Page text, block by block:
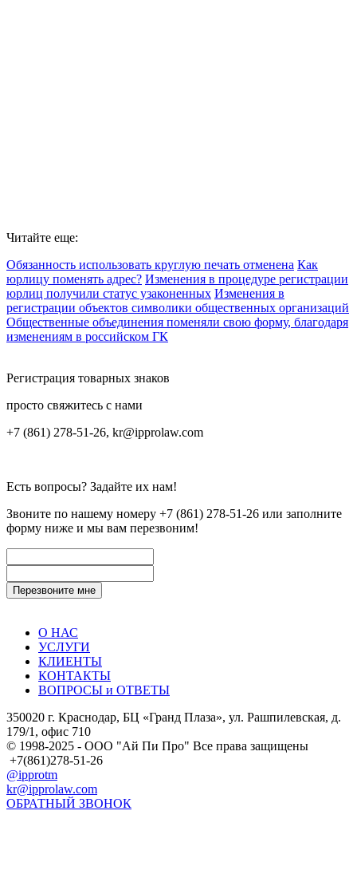
Читайте еще:
Обязанность использовать круглую печать отменена Как
юрлицу поменять адрес? Изменения в процедуре регистрации
юрлиц получили статус узаконенных Изменения в
регистрации объектов символики общественных организаций
Общественные объединения поменяли свою форму, благодаря
изменениям в российском ГК
Регистрация товарных знаков
просто свяжитесь с нами
+7 (861) 278-51-26, kr@ipprolaw.com
Есть вопросы? Задайте их нам!
Звоните по нашему номеру +7 (861) 278-51-26 или заполните
форму ниже и мы вам перезвоним!
О НАС
УСЛУГИ
КЛИЕНТЫ
КОНТАКТЫ
ВОПРОСЫ и ОТВЕТЫ
350020 г. Краснодар, БЦ «Гранд Плаза», ул. Рашпилевская, д.
179/1, офис 710
© 1998-2025 - ООО "Ай Пи Про" Все права защищены
+7(861)278-51-26
@ipprotm
kr@ipprolaw.com
ОБРАТНЫЙ ЗВОНОК